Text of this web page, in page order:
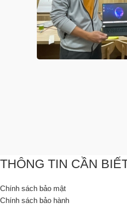
THÔNG TIN CẦN
Chính sách bảo mật
Chính sách bảo hành